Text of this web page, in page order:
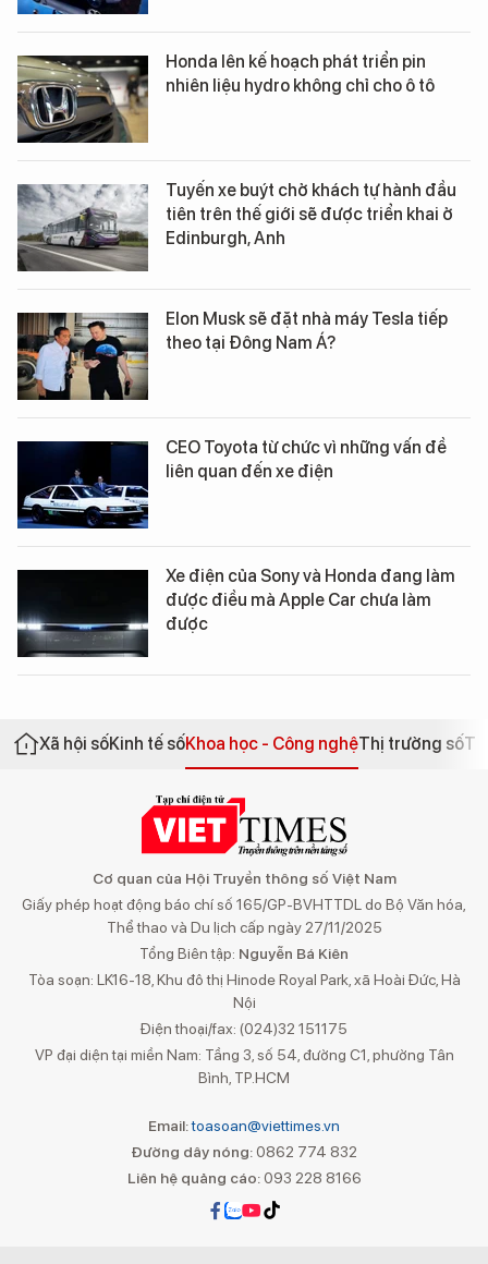
Honda lên kế hoạch phát triển pin
nhiên liệu hydro không chỉ cho ô tô
Tuyến xe buýt chở khách tự hành đầu
tiên trên thế giới sẽ được triển khai ở
Edinburgh, Anh
Elon Musk sẽ đặt nhà máy Tesla tiếp
theo tại Đông Nam Á?
CEO Toyota từ chức vì những vấn đề
liên quan đến xe điện
Xe điện của Sony và Honda đang làm
được điều mà Apple Car chưa làm
được
Xã hội sốKinh tế sốKhoa học - Công nghệThị trường số
Cơ quan của Hội Truyền thông số Việt Nam
Giấy phép hoạt động báo chí số 165/GP-BVHTTDL do Bộ Văn hóa,
Thể thao và Du lịch cấp ngày 27/11/2025
Tổng Biên tập: Nguyễn Bá Kiên
Tòa soạn: LK16-18, Khu đô thị Hinode Royal Park, xã Hoài Đức, Hà
Nội
Điện thoại/fax: (024)32 151175
VP đại diện tại miền Nam: Tầng 3, số 54, đường C1, phường Tân
Bình, TP.HCM
Email:toasoan@viettimes.vn
Đường dây nóng: 0862 774 832
Liên hệ quảng cáo:093 228 8166